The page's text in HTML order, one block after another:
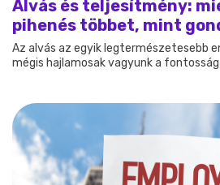
Alvás és teljesítmény:
pihenés többet, mint
Az alvás az egyik legtermészetesebb
mégis hajlamosak vagyunk a